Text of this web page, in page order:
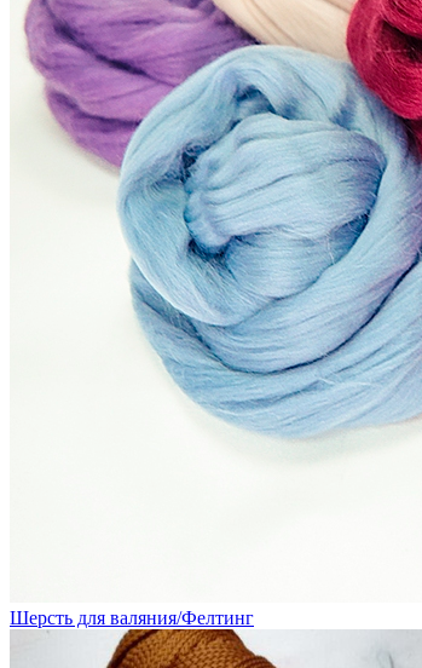
Шерсть для валяния/Фелтинг